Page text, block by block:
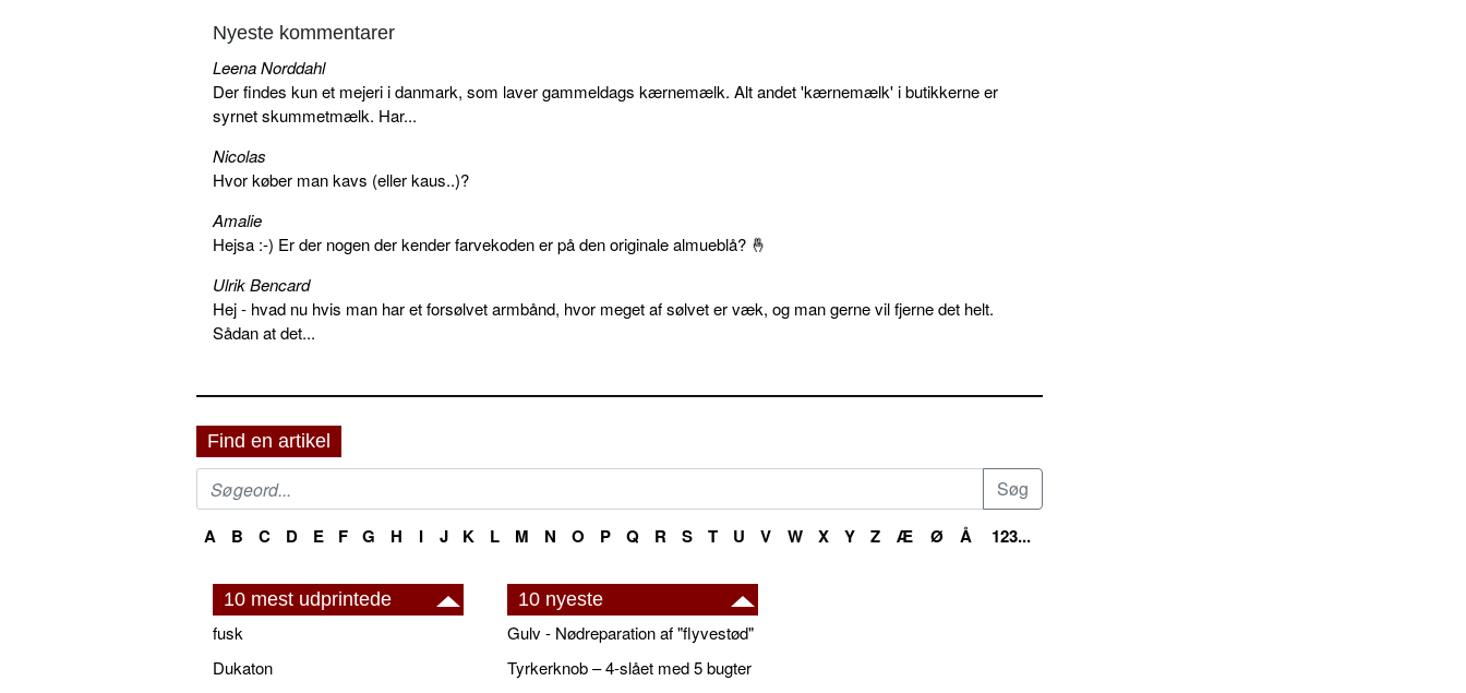
Nyeste kommentarer
Leena Norddahl
Der findes kun et mejeri i danmark, som laver gammeldags kærnemælk. Alt andet 'kærnemælk' i butikkerne er
syrnet skummetmælk. Har...
Nicolas
Hvor køber man kavs (eller kaus..)?
Amalie
Hejsa :-) Er der nogen der kender farvekoden er på den originale almueblå? 🤞
Ulrik Bencard
Hej - hvad nu hvis man har et forsølvet armbånd, hvor meget af sølvet er væk, og man gerne vil fjerne det helt.
Sådan at det...
Find en artikel
A B C D E F G H I J K L M N O P Q R S T U V W X Y Z Æ Ø Å 123...
10 mest udprintede
fusk
Dukaton
10 nyeste
Gulv - Nødreparation af "flyvestød"
Tyrkerknob – 4-slået med 5 bugter